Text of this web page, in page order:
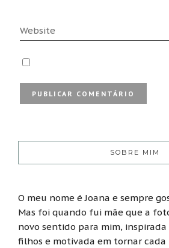
SOBRE MIM
O meu nome é Joana e sempre
Mas foi quando fui mãe que a
novo sentido para mim, inspirada
filhos e motivada em tornar cada